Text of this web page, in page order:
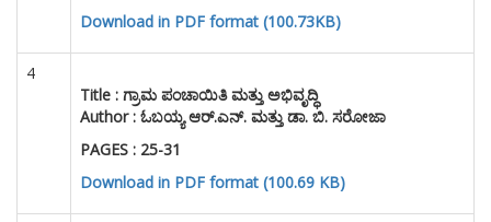
Download in PDF format (100.73KB)
4
Title : ಗ್ರಾಮ ಪಂಚಾಯಿತಿ ಮತ್ತು ಅಭಿವೃದ್ಧಿ
Author : ಓಬಯ್ಯ ಆರ್.ಎನ್. ಮತ್ತು ಡಾ. ಬಿ. ಸರೋಜಾ
PAGES : 25-31
Download in PDF format (100.69 KB)